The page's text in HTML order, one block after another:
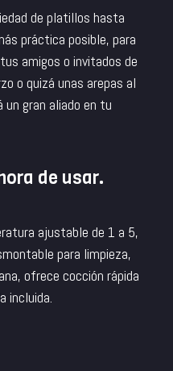
de platillos hasta
práctica posible, para
amigos o invitados de
o quizá unas arepas al
un gran aliado en tu
de usar.
ajustable de 1 a 5,
para limpieza,
ofrece cocción rápida
incluida.